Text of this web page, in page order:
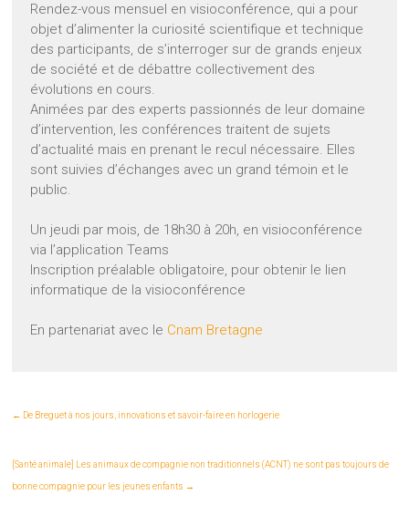
Rendez-vous mensuel en visioconférence, qui a pour
objet d’alimenter la curiosité scientifique et technique
des participants, de s’interroger sur de grands enjeux
de société et de débattre collectivement des
évolutions en cours.
Animées par des experts passionnés de leur domaine
d’intervention, les conférences traitent de sujets
d’actualité mais en prenant le recul nécessaire. Elles
sont suivies d’échanges avec un grand témoin et le
public.
Un jeudi par mois, de 18h30 à 20h, en visioconférence
via l’application Teams
Inscription préalable obligatoire, pour obtenir le lien
informatique de la visioconférence
En partenariat avec le Cnam Bretagne
← De Breguet à nos jours, innovations et savoir-faire en horlogerie
[Santé animale] Les animaux de compagnie non traditionnels (ACNT) ne sont pas toujours de
bonne compagnie pour les jeunes enfants →